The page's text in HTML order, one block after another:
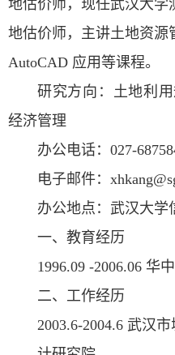
地估价师，现任武汉大学
地估价师，主讲土地资源
AutoCAD 应用等课程。
研究方向：土地利
经济管理
办公电话：027-
电子邮件：
办公地点：武汉大学
一、教育经历
1996.09 -2006.06 华
二、工作经历
2003.6-2004.6 武汉